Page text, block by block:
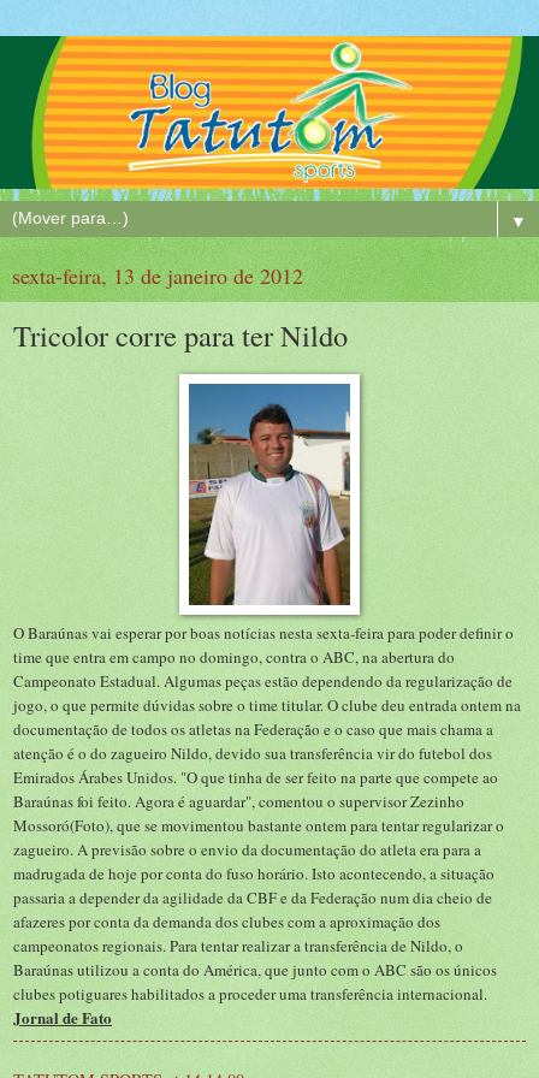
▼
sexta-feira, 13 de janeiro de 2012
Tricolor corre para ter Nildo
O Baraúnas vai esperar por boas notícias nesta sexta-feira para poder definir o
time que entra em campo no domingo, contra o ABC, na abertura do
Campeonato Estadual. Algumas peças estão dependendo da regularização de
jogo, o que permite dúvidas sobre o time titular. O clube deu entrada ontem na
documentação de todos os atletas na Federação e o caso que mais chama a
atenção é o do zagueiro Nildo, devido sua transferência vir do futebol dos
Emirados Árabes Unidos. "O que tinha de ser feito na parte que compete ao
Baraúnas foi feito. Agora é aguardar", comentou o supervisor Zezinho
Mossoró(Foto), que se movimentou bastante ontem para tentar regularizar o
zagueiro. A previsão sobre o envio da documentação do atleta era para a
madrugada de hoje por conta do fuso horário. Isto acontecendo, a situação
passaria a depender da agilidade da CBF e da Federação num dia cheio de
afazeres por conta da demanda dos clubes com a aproximação dos
campeonatos regionais. Para tentar realizar a transferência de Nildo, o
Baraúnas utilizou a conta do América, que junto com o ABC são os únicos
clubes potiguares habilitados a proceder uma transferência internacional.
Jornal de Fato